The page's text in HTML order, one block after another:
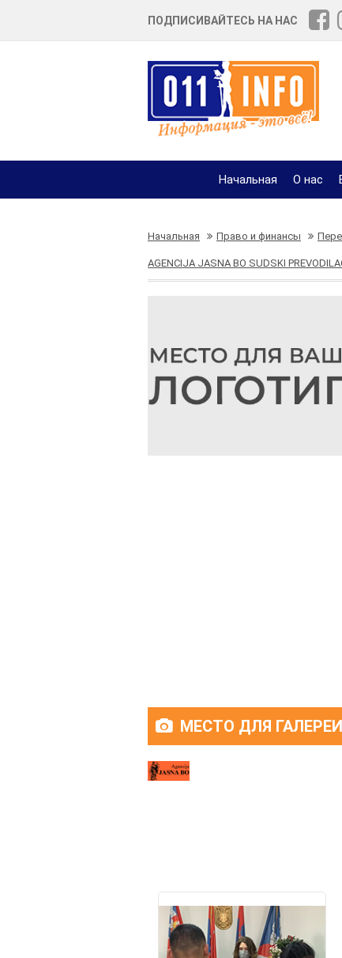
ПОДПИСИВАЙТЕСЬ НА НАС
Начальная О нас
Начальная Право и финансы
AGENCIJA JASNA BO SUDSKI
МЕСТО ДЛЯ ГАЛЕРЕИ